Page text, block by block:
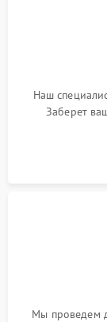
Наш
Заберет
Мы проведем